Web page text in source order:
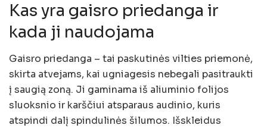
Kas yra gaisro priedanga ir
kada ji naudojama
Gaisro priedanga – tai paskutinės vilties priemonė,
skirta atvejams, kai ugniagesis nebegali pasitraukti
į saugią zoną. Ji gaminama iš aliuminio folijos
sluoksnio ir karščiui atsparaus audinio, kuris
atspindi dalį spindulinės šilumos. Išskleidus